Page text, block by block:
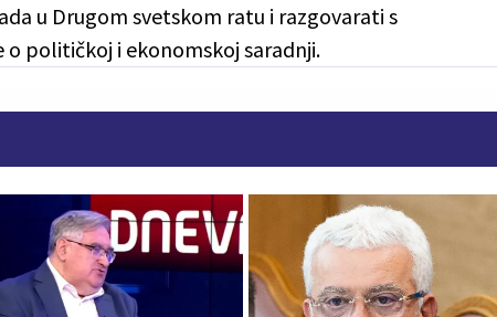
u Drugom svetskom ratu i razgovarati s
političkoj i ekonomskoj saradnji.